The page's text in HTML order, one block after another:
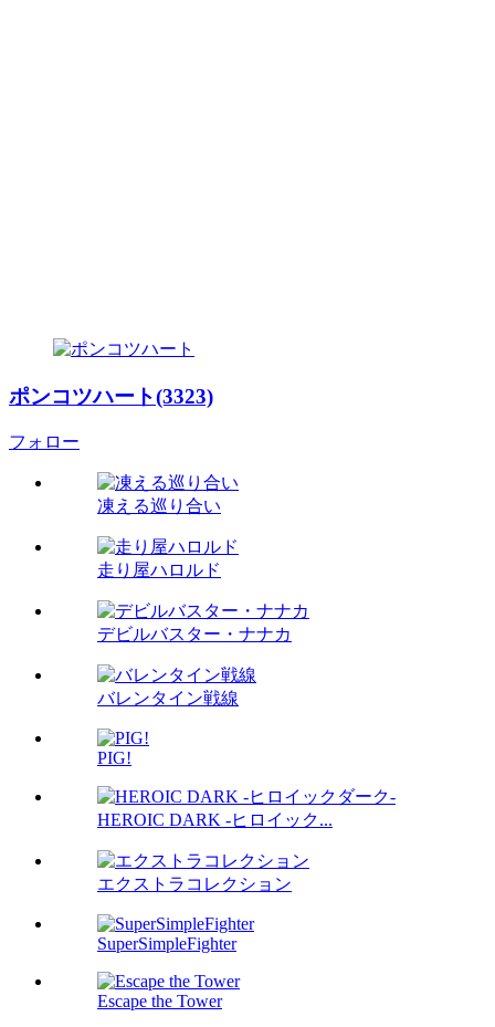
ポンコツハート(3323)
フォロー
凍える巡り合い
走り屋ハロルド
デビルバスター・ナナカ
バレンタイン戦線
PIG!
HEROIC DARK -ヒロイック...
エクストラコレクション
SuperSimpleFighter
Escape the Tower